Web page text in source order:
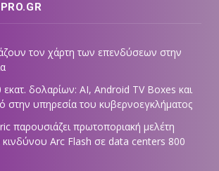
τον χάρτη των επενδύσεων στην
δολαρίων: AI, Android TV Boxes και
στην υπηρεσία του κυβερνοεγκλήματος
παρουσιάζει πρωτοποριακή μελέτη
κινδύνου Arc Flash σε data centers 800